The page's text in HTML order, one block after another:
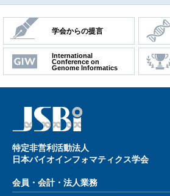
学会からの提言
International
Conference on
Genome Informatics
特定⾮営利活動法⼈
⽇本バイオインフォマティクス学会
会員・会計・法⼈業務